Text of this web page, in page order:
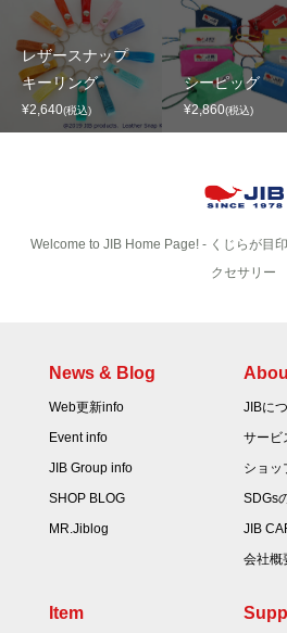
レザースナップ
キーリング
¥2,640(税込)
シーピッグ
¥2,860(税込)
Welcome to JIB Home Page! ‐ くじらが目
クセサリー
News & Blog
Web更新info
Event info
JIB Group info
SHOP BLOG
MR.Jiblog
JIBに
サービ
ショッ
SDGs
JIB
会社概
Item